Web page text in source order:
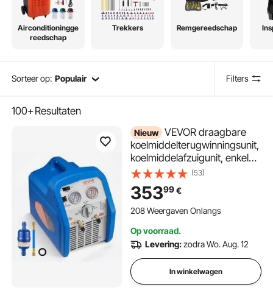
Airconditioningge
reedschap
Trekkers Remgereedschap
Sorteer op: Populair Filters
100+Resultaten
Nieuw VEVOR draagbare
koelmiddelterugwinningsunit,
koelmiddelafzuigunit, enkele
cilinder 0,75 pk voor
vloeibare en gasvormige
koelmiddelen, 1450 tpm voor
HVAC-, auto- en
airconditioningsystemen
(53)
35399€
208 Weergaven Onlangs
Op voorraad.
Levering:zodra Wo. Aug. 12
In winkelwagen